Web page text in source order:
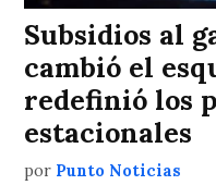
Subsidios al
cambió el
redefinió los
estacionales
por Punto Noticias